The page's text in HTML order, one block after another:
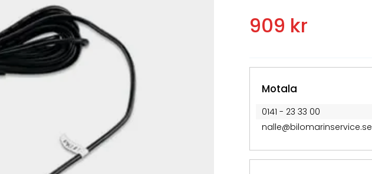
909 kr
Motala
0141 - 23 33 00
nalle@bilomarinservice.se